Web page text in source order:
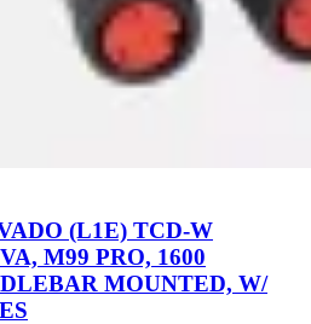
(L1E) TCD-W
M99 PRO, 1600
MOUNTED, W/